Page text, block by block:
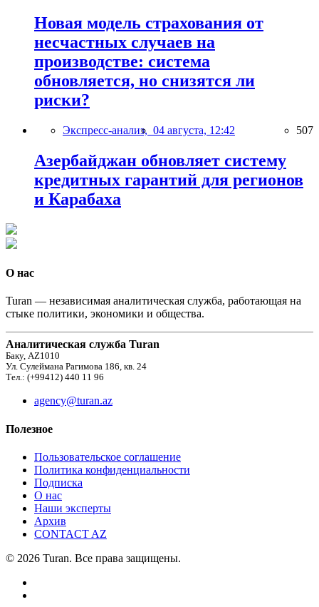
Новая модель страхования от
несчастных случаев на
производстве: система
обновляется, но снизятся ли
риски?
Экспресс-анализ, 04 августа, 12:42 507
Азербайджан обновляет систему
кредитных гарантий для регионов
и Карабаха
О нас
Turan — независимая аналитическая служба, работающая на
стыке политики, экономики и общества.
Аналитическая служба Turan
Баку, AZ1010
Ул. Сулеймана Рагимова 186, кв. 24
Тел.: (+99412) 440 11 96
agency@turan.az
Полезное
Пользовательское соглашение
Политика конфиденциальности
Подписка
О нас
Наши эксперты
Архив
CONTACT AZ
© 2026 Turan. Все права защищены.